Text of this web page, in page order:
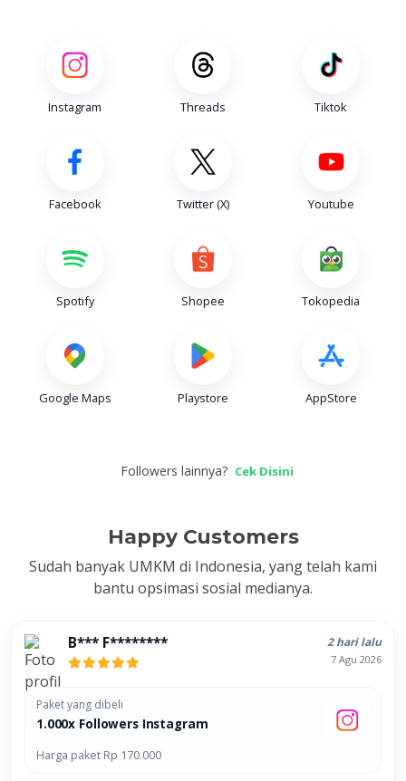
Instagram Threads Tiktok
Facebook Twitter (X) Youtube
Spotify Shopee Tokopedia
Google Maps Playstore AppStore
Followers lainnya? Cek Disini
Happy Customers
Sudah banyak UMKM di Indonesia, yang telah kami
bantu opsimasi sosial medianya.
B*** F******** 2 hari lalu
7 Agu 2026
Paket yang dibeli
1.000x Followers Instagram
Harga paket Rp 170.000